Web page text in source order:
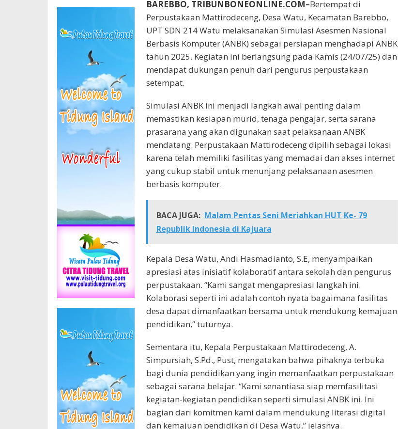
BAREBBO, TRIBUNBONEONLINE.COM–Bertempat di
Perpustakaan Mattirodeceng, Desa Watu, Kecamatan Barebbo,
UPT SDN 214 Watu melaksanakan Simulasi Asesmen Nasional
Berbasis Komputer (ANBK) sebagai persiapan menghadapi ANBK
tahun 2025. Kegiatan ini berlangsung pada Kamis (24/07/25) dan
mendapat dukungan penuh dari pengurus perpustakaan
setempat.
Simulasi ANBK ini menjadi langkah awal penting dalam
memastikan kesiapan murid, tenaga pengajar, serta sarana
prasarana yang akan digunakan saat pelaksanaan ANBK
mendatang. Perpustakaan Mattirodeceng dipilih sebagai lokasi
karena telah memiliki fasilitas yang memadai dan akses internet
yang cukup stabil untuk menunjang pelaksanaan asesmen
berbasis komputer.
BACA JUGA: Malam Pentas Seni Meriahkan HUT Ke- 79
Republik Indonesia di Kajuara
Kepala Desa Watu, Andi Hasmadianto, S.E, menyampaikan
apresiasi atas inisiatif kolaboratif antara sekolah dan pengurus
perpustakaan. “Kami sangat mengapresiasi langkah ini.
Kolaborasi seperti ini adalah contoh nyata bagaimana fasilitas
desa dapat dimanfaatkan bersama untuk mendukung kemajuan
pendidikan,” tuturnya.
Sementara itu, Kepala Perpustakaan Mattirodeceng, A.
Simpursiah, S.Pd., Pust, mengatakan bahwa pihaknya terbuka
bagi dunia pendidikan yang ingin memanfaatkan perpustakaan
sebagai sarana belajar. “Kami senantiasa siap memfasilitasi
kegiatan-kegiatan pendidikan seperti simulasi ANBK ini. Ini
bagian dari komitmen kami dalam mendukung literasi digital
dan kemajuan pendidikan di Desa Watu,” jelasnya.